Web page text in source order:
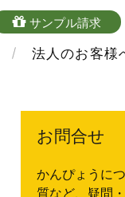
法人のお客様
sample
サンプル請求
お問合せ
かんぴょうに
質など、疑問